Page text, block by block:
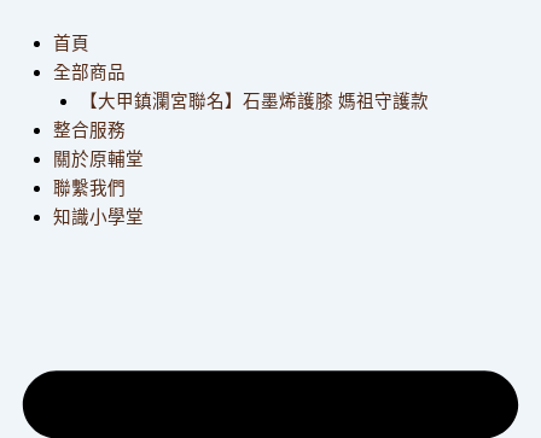
首頁
全部商品
【大甲鎮瀾宮聯名】石墨烯護膝 媽祖守護款
整合服務
關於原輔堂
聯繫我們
知識小學堂
類